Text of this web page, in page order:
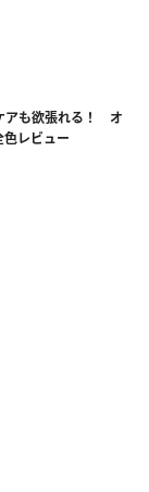
アも欲張れる！ オ
レビュー